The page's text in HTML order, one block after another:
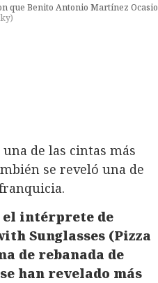
que Benito Antonio Martínez Ocasio
)
una de las cintas más
se reveló una de
el intérprete de
Sunglasses (Pizza
de rebanada de
han revelado más